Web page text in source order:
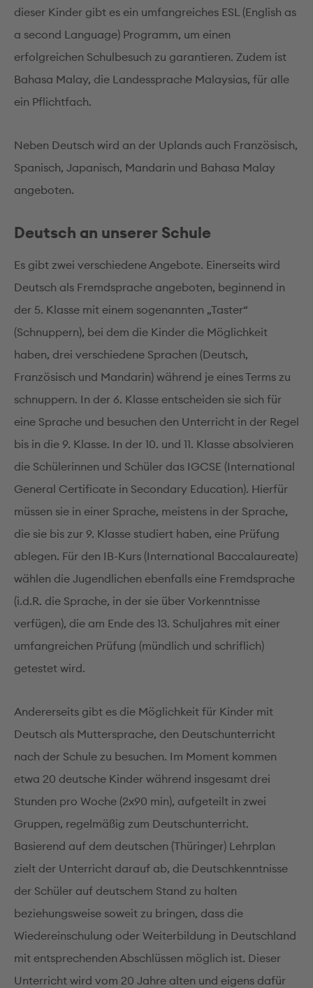
dieser Kinder gibt es ein umfangreiches ESL (English as
a second Language) Programm, um einen
erfolgreichen Schulbesuch zu garantieren. Zudem ist
Bahasa Malay, die Landessprache Malaysias, für alle
ein Pflichtfach.
Neben Deutsch wird an der Uplands auch Französisch,
Spanisch, Japanisch, Mandarin und Bahasa Malay
angeboten.
Deutsch an unserer Schule
Es gibt zwei verschiedene Angebote. Einerseits wird
Deutsch als Fremdsprache angeboten, beginnend in
der 5. Klasse mit einem sogenannten „Taster“
(Schnuppern), bei dem die Kinder die Möglichkeit
haben, drei verschiedene Sprachen (Deutsch,
Französisch und Mandarin) während je eines Terms zu
schnuppern. In der 6. Klasse entscheiden sie sich für
eine Sprache und besuchen den Unterricht in der Regel
bis in die 9. Klasse. In der 10. und 11. Klasse absolvieren
die Schülerinnen und Schüler das IGCSE (International
General Certificate in Secondary Education). Hierfür
müssen sie in einer Sprache, meistens in der Sprache,
die sie bis zur 9. Klasse studiert haben, eine Prüfung
ablegen. Für den IB-Kurs (International Baccalaureate)
wählen die Jugendlichen ebenfalls eine Fremdsprache
(i.d.R. die Sprache, in der sie über Vorkenntnisse
verfügen), die am Ende des 13. Schuljahres mit einer
umfangreichen Prüfung (mündlich und schriflich)
getestet wird.
Andererseits gibt es die Möglichkeit für Kinder mit
Deutsch als Muttersprache, den Deutschunterricht
nach der Schule zu besuchen. Im Moment kommen
etwa 20 deutsche Kinder während insgesamt drei
Stunden pro Woche (2x90 min), aufgeteilt in zwei
Gruppen, regelmäßig zum Deutschunterricht.
Basierend auf dem deutschen (Thüringer) Lehrplan
zielt der Unterricht darauf ab, die Deutschkenntnisse
der Schüler auf deutschem Stand zu halten
beziehungsweise soweit zu bringen, dass die
Wiedereinschulung oder Weiterbildung in Deutschland
mit entsprechenden Abschlüssen möglich ist. Dieser
Unterricht wird vom 20 Jahre alten und eigens dafür